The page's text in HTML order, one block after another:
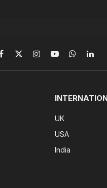
Facebook
X
(Twitter)
InstagramYouTubeWhatsApp
UK
USA
India